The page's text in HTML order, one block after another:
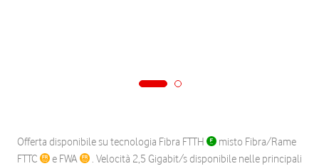
Offerta disponibile su tecnologia Fibra FTTH
misto Fibra/Rame
FTTC
e FWA
. Velocità 2,5 Gigabit/s disponibile nelle principali